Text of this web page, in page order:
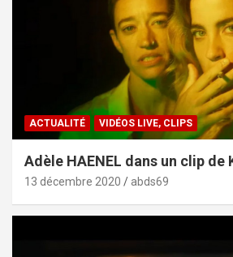
ACTUALITÉ VIDÉOS LIVE, CLIPS
Adèle HAENEL dans un clip de
13 décembre 2020 abds69